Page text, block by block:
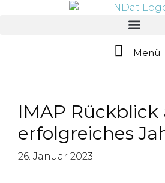
Menü
IMAP Rückblick
erfolgreiches
26. Januar 2023